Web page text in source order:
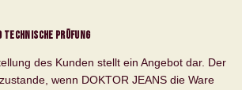
technische Prüfung
des Kunden stellt ein Angebot dar. Der
wenn DOKTOR JEANS die Ware